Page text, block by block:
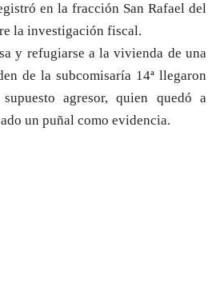
en la fracción San Rafael del
la investigación fiscal.
y refugiarse a la vivienda de una
de la subcomisaría 14ª llegaron
agresor, quien quedó a
un puñal como evidencia.